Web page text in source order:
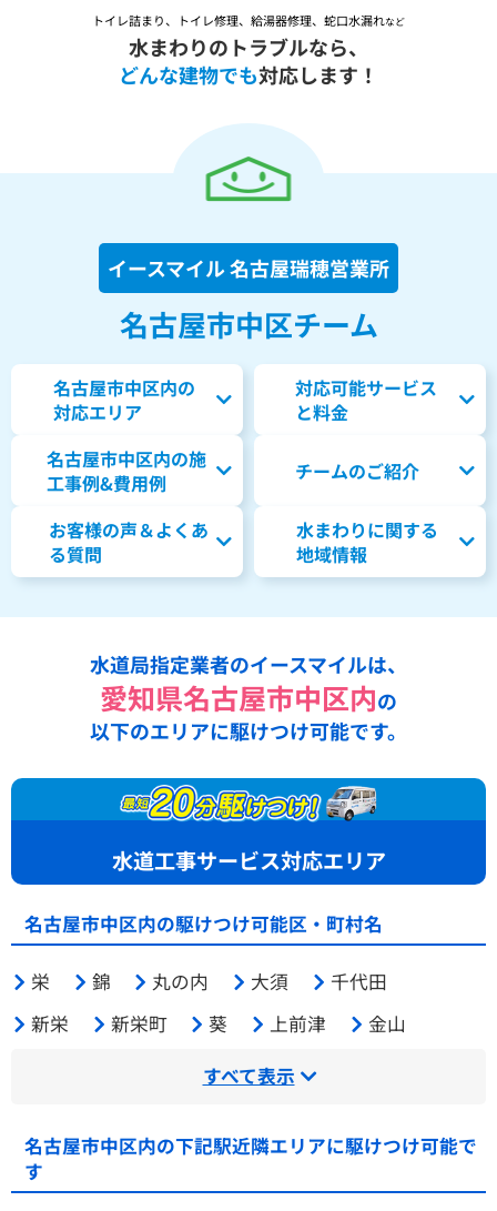
トイレ詰まり、トイレ修理、給湯器修理、蛇口水漏れなど
水まわりのトラブルなら、
どんな建物でも対応します！
イースマイル 名古屋瑞穂営業所
名古屋市中区チーム
名古屋市中区内の
対応エリア
対応可能サービス
と料金
名古屋市中区内の施
工事例&費用例
チームのご紹介
お客様の声＆よくあ
る質問
水まわりに関する
地域情報
水道局指定業者のイースマイルは、
愛知県名古屋市中区内の
以下のエリアに駆けつけ可能です。
水道工事サービス対応エリア
名古屋市中区内の駆けつけ可能区・町村名
栄 錦 丸の内 大須
千代田
新栄
新栄町 葵 上前津
金山
すべて表示
名古屋市中区内の下記駅近隣エリアに駆けつけ可能で
す